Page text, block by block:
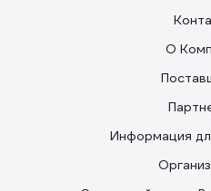
О
Информация